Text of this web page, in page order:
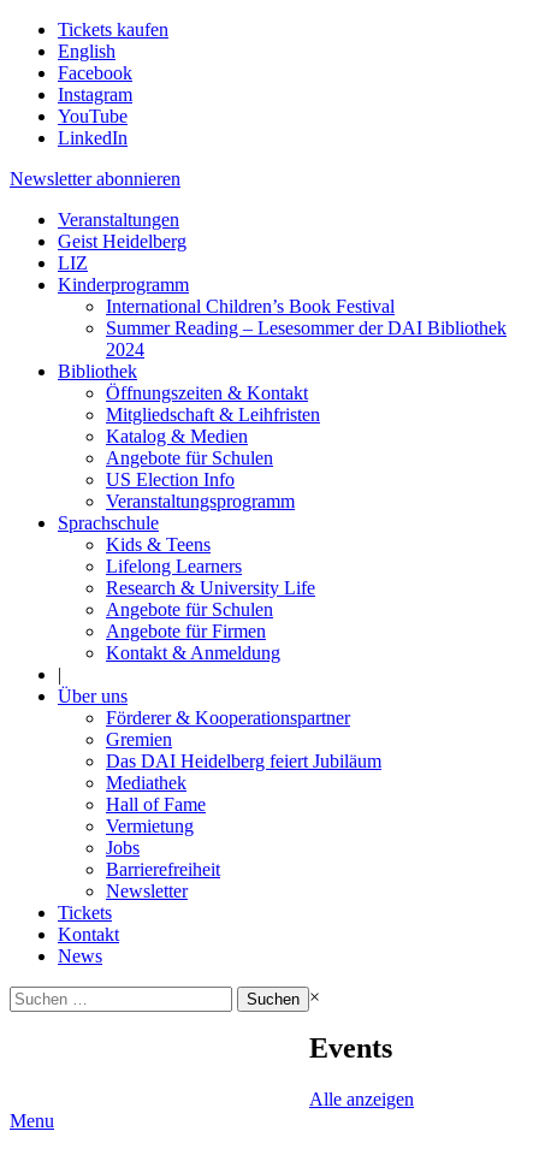
Tickets kaufen
English
Facebook
Instagram
YouTube
LinkedIn
Newsletter abonnieren
Veranstaltungen
Geist Heidelberg
LIZ
Kinderprogramm
International Children’s Book Festival
Summer Reading – Lesesommer der DAI Bibliothek
2024
Bibliothek
Öffnungszeiten & Kontakt
Mitgliedschaft & Leihfristen
Katalog & Medien
Angebote für Schulen
US Election Info
Veranstaltungsprogramm
Sprachschule
Kids & Teens
Lifelong Learners
Research & University Life
Angebote für Schulen
Angebote für Firmen
Kontakt & Anmeldung
|
Über uns
Förderer & Kooperationspartner
Gremien
Das DAI Heidelberg feiert Jubiläum
Mediathek
Hall of Fame
Vermietung
Jobs
Barrierefreiheit
Newsletter
Tickets
Kontakt
News
Suchen
nach:
×
Events
Alle anzeigen
Menu